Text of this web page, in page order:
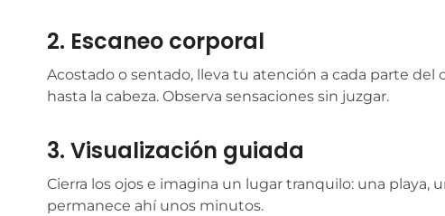
2. Escaneo corporal
Acostado o sentado, lleva tu atención a cada parte del
hasta la cabeza. Observa sensaciones sin juzgar.
3. Visualización guiada
Cierra los ojos e imagina un lugar tranquilo: una playa,
permanece ahí unos minutos.